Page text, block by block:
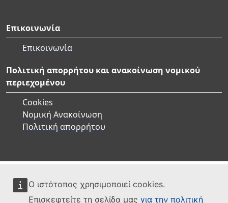
Ο ιστότοπος χρησιμοποιεί cookies.
Επισκεφτείτε τη σελίδα μας για την πολιτική
Επικοινωνία
Επικοινωνία
Πολιτική απορρήτου και ανακοίνωση νομικού
περιεχομένου
Cookies
Νομική Ανακοίνωση
Πολιτική απορρήτου